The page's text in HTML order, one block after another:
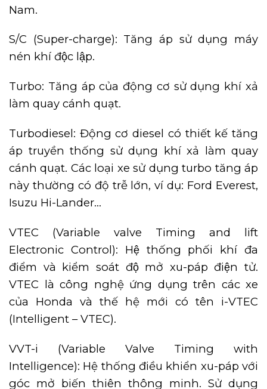
Nam.
S/C (Super-charge): Tăng áp sử dụng máy
nén khí độc lập.
Turbo: Tăng áp của động cơ sử dụng khí xả
làm quay cánh quạt.
Turbodiesel: Động cơ diesel có thiết kế tăng
áp truyền thống sử dụng khí xả làm quay
cánh quạt. Các loại xe sử dụng turbo tăng áp
này thường có độ trễ lớn, ví dụ: Ford Everest,
Isuzu Hi-Lander…
VTEC (Variable valve Timing and lift
Electronic Control): Hệ thống phối khí đa
điểm và kiểm soát độ mở xu-páp điện tử.
VTEC là công nghệ ứng dụng trên các xe
của Honda và thế hệ mới có tên i-VTEC
(Intelligent – VTEC).
VVT-i (Variable Valve Timing with
Intelligence): Hệ thống điều khiển xu-páp với
góc mở biến thiên thông minh. Sử dụng